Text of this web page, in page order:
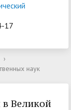
17
›
наук
Великой